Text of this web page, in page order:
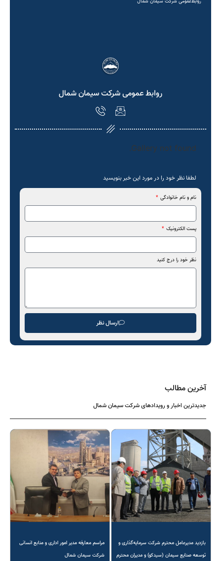
روابط عمومی شرکت سیمان شمال
Gallery not found.
لطفا نظر خود را در مورد این خبر بنویسید
نام و نام خانوادگی
پست الکترونیک
نظر خود را درج کنید
ارسال نظر
آخرین مطالب
جدیدترین اخبار و رویدادهای شرکت سیمان شمال
بازدید مدیرعامل محترم شرکت سرمایه‌گذاری و
توسعه صنایع سیمان (سیدکو) و مدیران محترم
مراسم معارفه مدیر امور اداری و منابع انسانی
شرکت سیمان شمال